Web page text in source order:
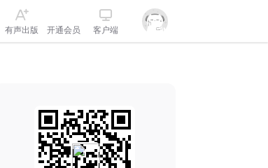
有声出版 开通会员 客户端